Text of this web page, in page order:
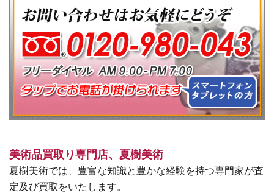
美術品買取り専門店、夏樹美術
夏樹美術では、豊富な知識と豊かな経験を持つ専門家が査
定及び買取をいたします。